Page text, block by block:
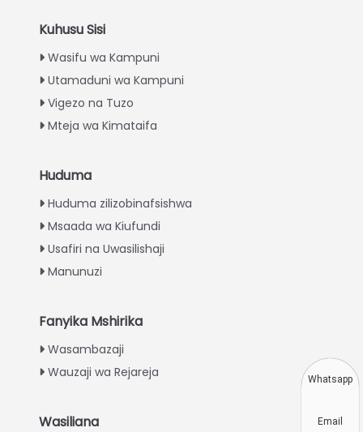
Kuhusu Sisi
Wasifu wa Kampuni
Utamaduni wa Kampuni
Vigezo na Tuzo
Mteja wa Kimataifa
Huduma
Huduma zilizobinafsishwa
Msaada wa Kiufundi
Usafiri na Uwasilishaji
Manunuzi
Fanyika Mshirika
Wasambazaji
Wauzaji wa Rejareja
Wasiliana
Hindi
Japanese
Vietnamese
Thai
Turkish
Greek
Whatsapp
Email